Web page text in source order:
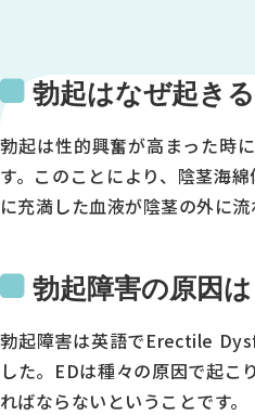
勃起はなぜ起き
勃起は性的興奮が高まった時
す。このことにより、陰茎海
に充満した血液が陰茎の外に
勃起障害の原因は
勃起障害は英語でErectile
した。EDは種々の原因で起
ればならないということです。